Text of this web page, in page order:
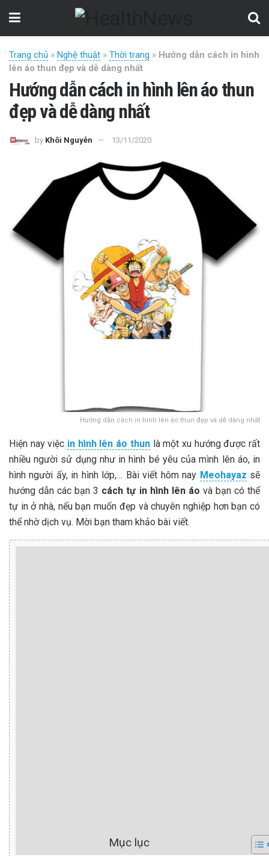
Trang chủ » Nghệ thuật » Thời trang » Hướng dẫn cách in hình
lên áo thun đẹp và dễ dàng nhất
Hướng dẫn cách in hình lên áo thun
đẹp và dễ dàng nhất
by Khôi Nguyễn 13/11/2020
Hướng dẫn cách in hình lên áo thun đẹp và dễ dàng nhất
Hiện nay việc in hình lên áo thunlà một xu hướng được rất
nhiều người sử dụng như in hình bé yêu của mình lên áo, in
hình người ấy, in hình lớp,… Bài viết hôm nay Meohayaz sẽ
hướng dẫn các bạn 3 cách tự in hình lên áo và bạn có thể
tự in ở nhà, nếu bạn muốn đẹp và chuyên nghiệp hơn bạn có
thể nhờ dịch vụ. Mời bạn tham khảo bài viết.
Mục lục